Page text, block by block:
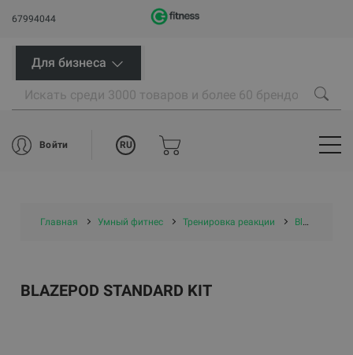
67994044
Для бизнеса
Войти RU
Главная Умный фитнес Тренировка реакции BlazePod Тренировка реакции
BLAZEPOD STANDARD KIT